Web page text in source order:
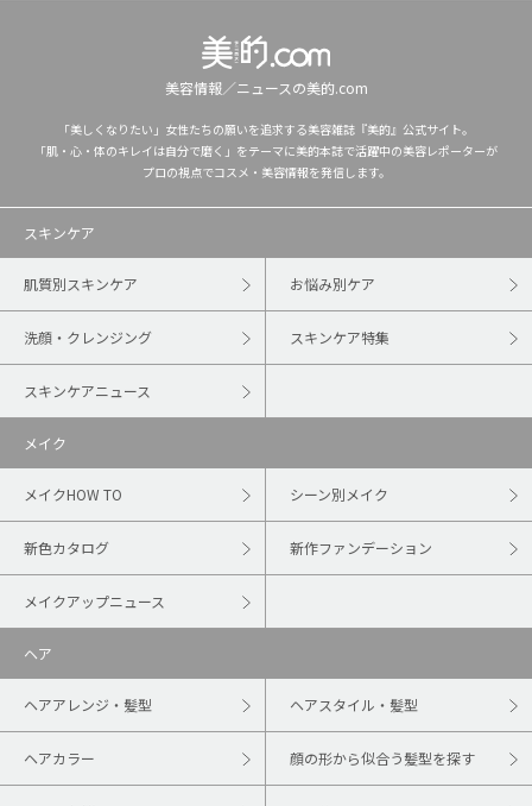
美容情報／ニュースの美的.com
「美しくなりたい」女性たちの願いを追求する美容雑誌『美的』公式サイト。
「肌・心・体のキレイは自分で磨く」をテーマに美的本誌で活躍中の美容レポーターが
プロの視点でコスメ・美容情報を発信します。
スキンケア
肌質別スキンケア お悩み別ケア
洗顔・クレンジング スキンケア特集
スキンケアニュース
メイク
メイクHOW TO シーン別メイク
新色カタログ 新作ファンデーション
メイクアップニュース
ヘア
ヘアアレンジ・髪型 ヘアスタイル・髪型
ヘアカラー 顔の形から似合う髪型を探す